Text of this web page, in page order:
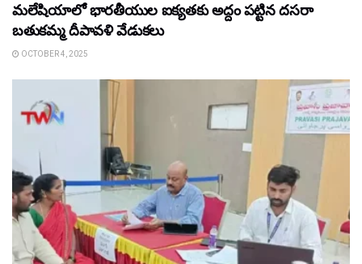
మలేషియాలో భారతీయుల ఐక్యతకు అద్దం పట్టిన దసరా
బతుకమ్మ దీపావళి వేడుకలు
OCTOBER 4, 2025